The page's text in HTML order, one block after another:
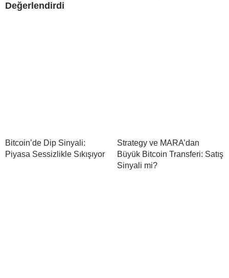
Değerlendirdi
Bitcoin’de Dip Sinyali:
Piyasa Sessizlikle Sıkışıyor
Strategy ve MARA’dan
Büyük Bitcoin Transferi: Satış
Sinyali mi?